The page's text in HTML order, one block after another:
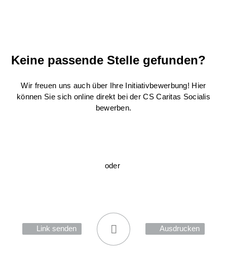
Keine passende Stelle gefunden?
Wir freuen uns auch über Ihre Initiativbewerbung! Hier
können Sie sich online direkt bei der CS Caritas Socialis
bewerben.
oder
Link senden Ausdrucken